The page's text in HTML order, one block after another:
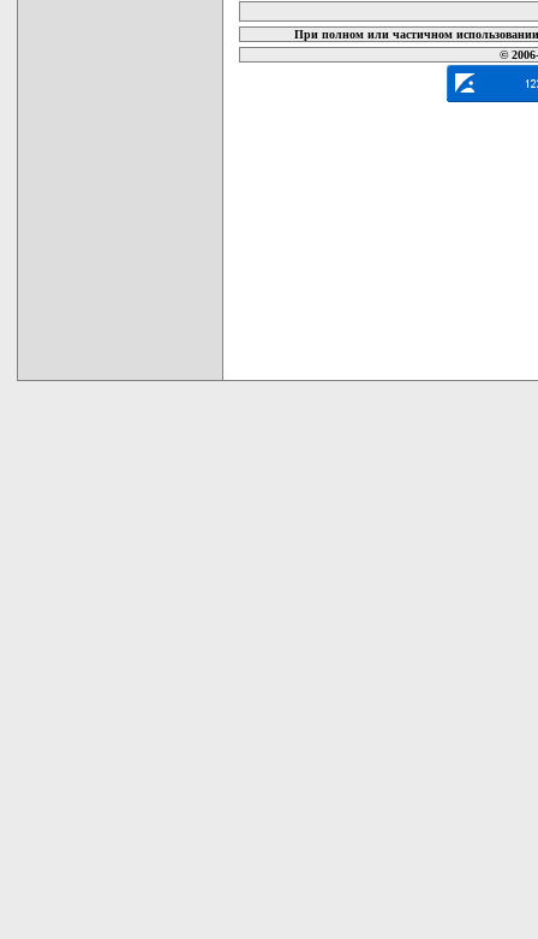
При полном или частичном
©